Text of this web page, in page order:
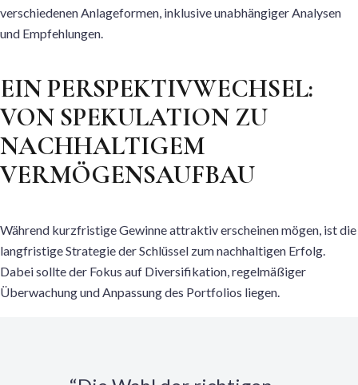
verschiedenen Anlageformen, inklusive unabhängiger Analysen
und Empfehlungen.
EIN PERSPEKTIVWECHSEL:
VON SPEKULATION ZU
NACHHALTIGEM
VERMÖGENSAUFBAU
Während kurzfristige Gewinne attraktiv erscheinen mögen, ist die
langfristige Strategie der Schlüssel zum nachhaltigen Erfolg.
Dabei sollte der Fokus auf Diversifikation, regelmäßiger
Überwachung und Anpassung des Portfolios liegen.